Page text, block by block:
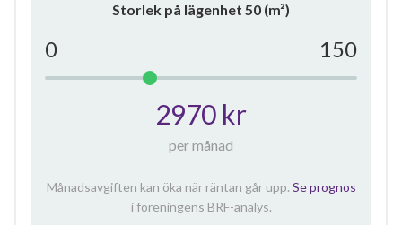
Storlek på lägenhet 50 (m²)
0 150
2970 kr
per månad
Månadsavgiften kan öka när räntan går upp. Se prognos
i föreningens BRF-analys.